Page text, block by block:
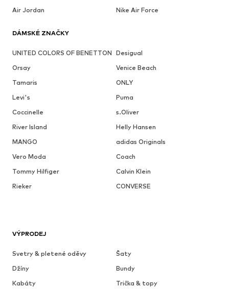
Air Jordan Nike Air Force
DÁMSKÉ ZNAČKY
UNITED COLORS OF BENETTON Desigual
Orsay
Venice Beach
Tamaris
ONLY
Levi's
Puma
Coccinelle
s.Oliver
River Island
Helly Hansen
MANGO
adidas Originals
Vero Moda
Coach
Tommy Hilfiger
Calvin Klein
Rieker
CONVERSE
VÝPRODEJ
Svetry & pletené oděvy
Šaty
Džíny
Bundy
Kabáty
Trička & topy